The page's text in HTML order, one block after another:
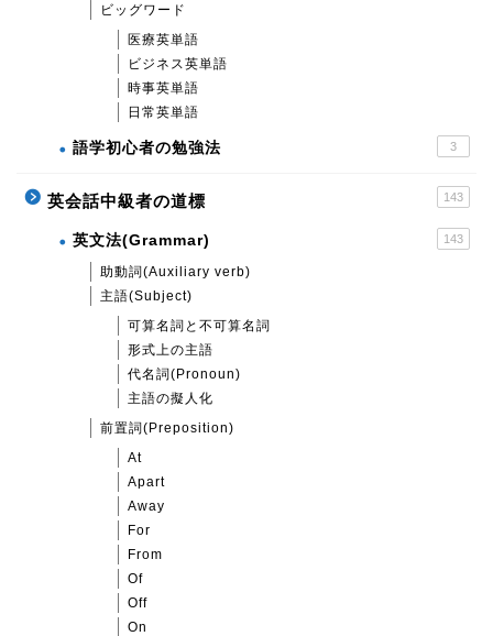
ビッグワード
医療英単語
ビジネス英単語
時事英単語
日常英単語
語学初心者の勉強法 3
英会話中級者の道標 143
英文法(Grammar) 143
助動詞(Auxiliary verb)
主語(Subject)
可算名詞と不可算名詞
形式上の主語
代名詞(Pronoun)
主語の擬人化
前置詞(Preposition)
At
Apart
Away
For
From
Of
Off
On